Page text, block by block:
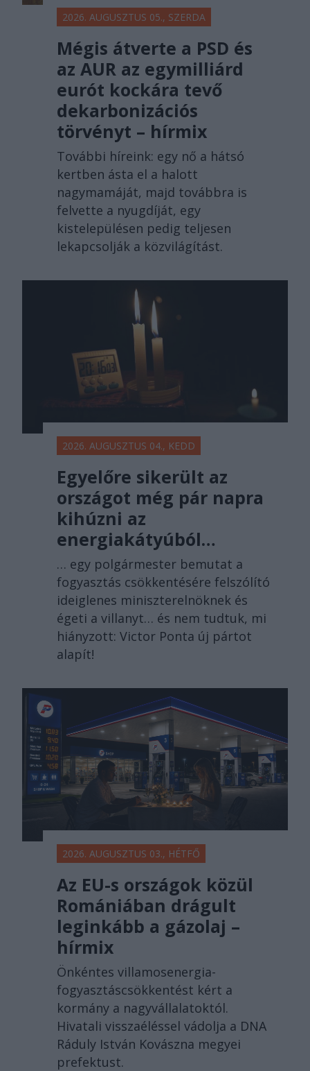
2026. AUGUSZTUS 05., SZERDA
Mégis átverte a PSD és
az AUR az egymilliárd
eurót kockára tevő
dekarbonizációs
törvényt – hírmix
További híreink: egy nő a hátsó
kertben ásta el a halott
nagymamáját, majd továbbra is
felvette a nyugdíját, egy
kistelepülésen pedig teljesen
lekapcsolják a közvilágítást.
2026. AUGUSZTUS 04., KEDD
Egyelőre sikerült az
országot még pár napra
kihúzni az
energiakátyúból…
… egy polgármester bemutat a
fogyasztás csökkentésére felszólító
ideiglenes miniszterelnöknek és
égeti a villanyt… és nem tudtuk, mi
hiányzott: Victor Ponta új pártot
alapít!
2026. AUGUSZTUS 03., HÉTFŐ
Az EU-s országok közül
Romániában drágult
leginkább a gázolaj –
hírmix
Önkéntes villamosenergia-
fogyasztáscsökkentést kért a
kormány a nagyvállalatoktól.
Hivatali visszaéléssel vádolja a DNA
Ráduly István Kovászna megyei
prefektust.